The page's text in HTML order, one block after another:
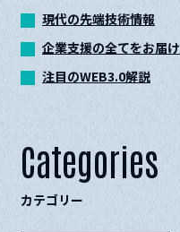
現代の先端技術情報
企業支援の全てをお届け
注目のWEB3.0解説
Categories
カテゴリー